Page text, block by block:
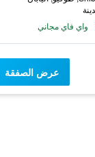
واي فاي مجاني
عرض الصفقة